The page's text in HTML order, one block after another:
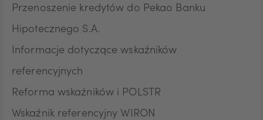
Przenoszenie kredytów do Pekao Banku
Hipotecznego S.A.
Informacje dotyczące wskaźników
referencyjnych
Reforma wskaźników i POLSTR
Wskaźnik referencyjny WIRON